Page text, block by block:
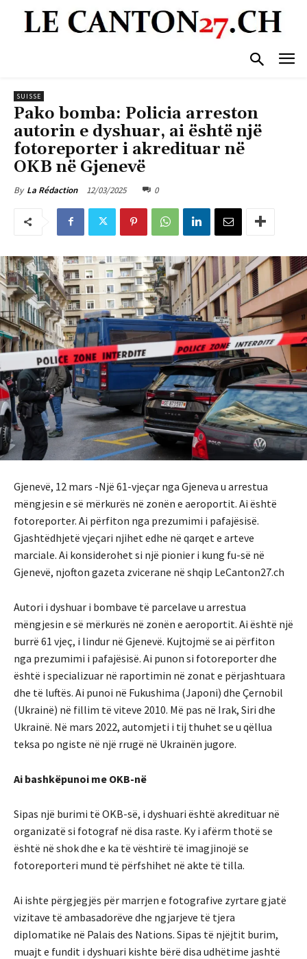
SUISSE
Pako bomba: Policia arreston
autorin e dyshuar, ai është një
fotoreporter i akredituar në
OKB në Gjenevë
By La Rédaction 12/03/2025 0
Gjenevë, 12 mars -Një 61-vjeçar nga Gjeneva u arrestua
mëngjesin e së mërkurës në zonën e aeroportit. Ai është
fotoreporter. Ai përfiton nga prezumimi i pafajësisë.
Gjashtëdhjetë vjeçari njihet edhe në qarqet e arteve
marciale. Ai konsiderohet si një pionier i kung fu-së në
Gjenevë, njofton gazeta zvicerane në shqip LeCanton27.ch
Autori i dyshuar i bombave të parcelave u arrestua
mëngjesin e së mërkurës në zonën e aeroportit. Ai është një
burrë 61 vjeç, i lindur në Gjenevë. Kujtojmë se ai përfiton
nga prezumimi i pafajësisë. Ai punon si fotoreporter dhe
është i specializuar në raportimin në zonat e përjashtuara
dhe të luftës. Ai punoi në Fukushima (Japoni) dhe Çernobil
(Ukrainë) në fillim të viteve 2010. Më pas në Irak, Siri dhe
Ukrainë. Në mars 2022, automjeti i tij thuhet se u qëllua
teksa po ngiste në një rrugë në Ukrainën jugore.
Ai bashkëpunoi me OKB-në
Sipas një burimi të OKB-së, i dyshuari është akredituar në
organizatë si fotograf në disa raste. Ky i afërm thotë se
është në shok dhe e ka të vështirë të imagjinojë se
fotoreporteri mund të përfshihet në akte të tilla.
Ai ishte përgjegjës për marrjen e fotografive zyrtare gjatë
vizitave të ambasadorëve dhe ngjarjeve të tjera
diplomatike në Palais des Nations. Sipas të njëjtit burim,
muajt e fundit i dyshuari kishte bërë disa udhëtime jashtë